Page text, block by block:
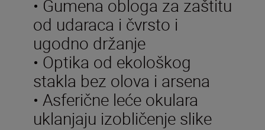
• Gumena obloga za zaštitu
od udaraca i čvrsto i
ugodno držanje
• Optika od ekološkog
stakla bez olova i arsena
• Asferične leće okulara
uklanjaju izobličenje slike